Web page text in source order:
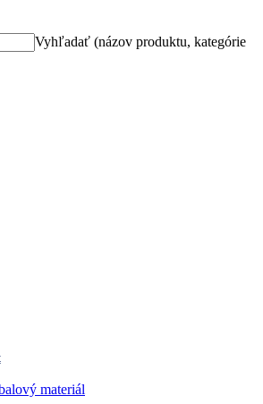
Vyhľadať (názov produktu, kategórie
materiál